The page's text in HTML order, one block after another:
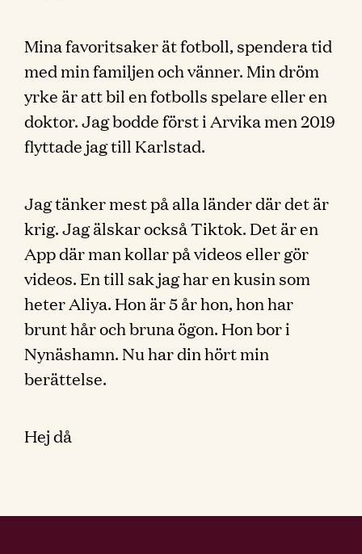
Mina favoritsaker ät fotboll, spendera tid
med min familjen och vänner. Min dröm
yrke är att bil en fotbolls spelare eller en
doktor. Jag bodde först i Arvika men 2019
flyttade jag till Karlstad.
Jag tänker mest på alla länder där det är
krig. Jag älskar också Tiktok. Det är en
App där man kollar på videos eller gör
videos. En till sak jag har en kusin som
heter Aliya. Hon är 5 år hon, hon har
brunt hår och bruna ögon. Hon bor i
Nynäshamn. Nu har din hört min
berättelse.
Hej då